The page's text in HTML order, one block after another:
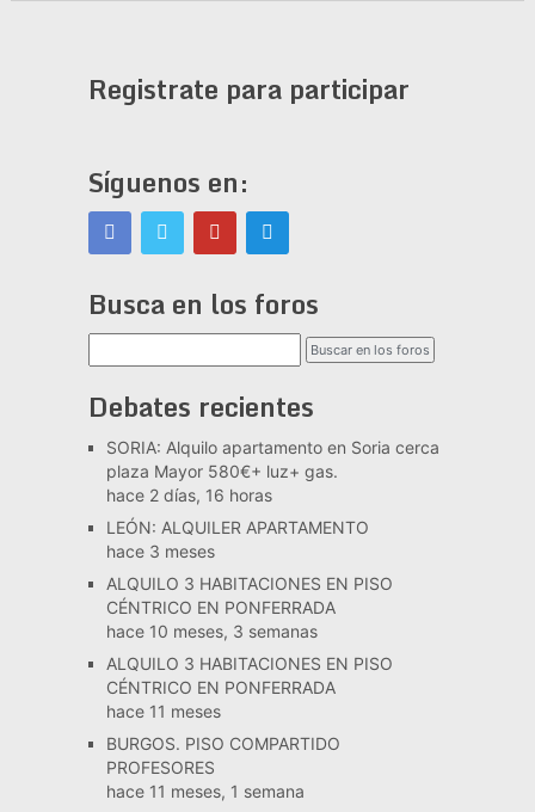
Registrate para participar
Síguenos en:
Busca en los foros
Debates recientes
SORIA: Alquilo apartamento en Soria cerca
plaza Mayor 580€+ luz+ gas.
hace 2 días, 16 horas
LEÓN: ALQUILER APARTAMENTO
hace 3 meses
ALQUILO 3 HABITACIONES EN PISO
CÉNTRICO EN PONFERRADA
hace 10 meses, 3 semanas
ALQUILO 3 HABITACIONES EN PISO
CÉNTRICO EN PONFERRADA
hace 11 meses
BURGOS. PISO COMPARTIDO
PROFESORES
hace 11 meses, 1 semana